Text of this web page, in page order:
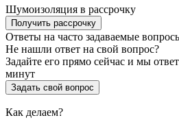
Шумоизоляция в рассрочку
Получить рассрочку
Ответы на часто задаваемые
Не нашли ответ на свой вопрос?
Задайте его прямо сейчас и мы
минут
Задать свой вопрос
Как делаем?